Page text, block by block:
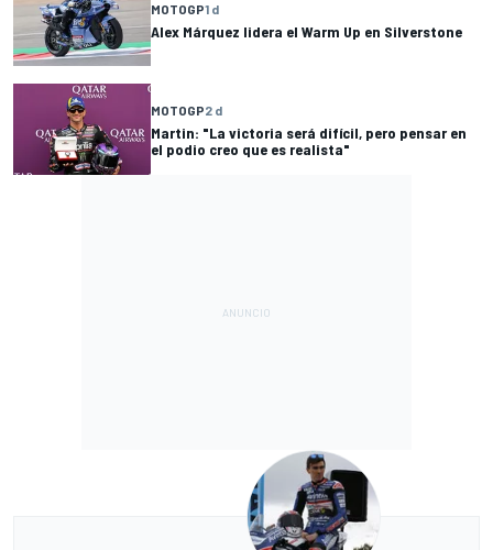
MOTOGP1 d
Alex Márquez lidera el Warm Up en Silverstone
MOTOGP2 d
Martin: "La victoria será difícil, pero pensar en
el podio creo que es realista"